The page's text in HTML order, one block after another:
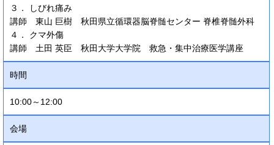
３． しびれ痛み
講師 東山 巨樹 秋田県立循環器脳脊髄センター 脊椎脊髄外科
４． クマ外傷
講師 土田 英臣 秋田大学大学院 救急・集中治療医学講座
時間
10:00～12:00
会場